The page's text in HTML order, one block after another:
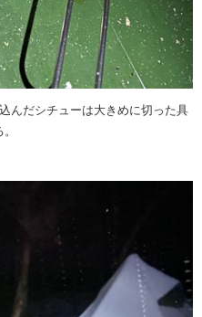
んだシチューは大きめに切った具